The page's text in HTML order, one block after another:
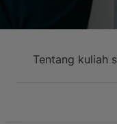
Tentang kuliah